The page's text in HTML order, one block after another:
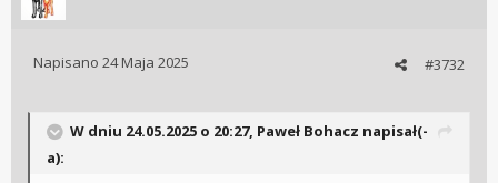
#3732
Napisano 24 Maja 2025
W dniu 24.05.2025 o 20:27, Paweł Bohacz napisał(-
a):